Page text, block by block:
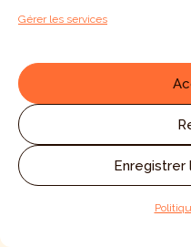
Gérer les services